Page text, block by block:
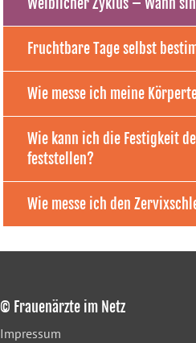
Fruchtbare Tage selbst
Wie messe ich meine
Wie kann ich die Festigkeit
feststellen?
Wie messe ich den
© Frauenärzte im Netz
Impressum